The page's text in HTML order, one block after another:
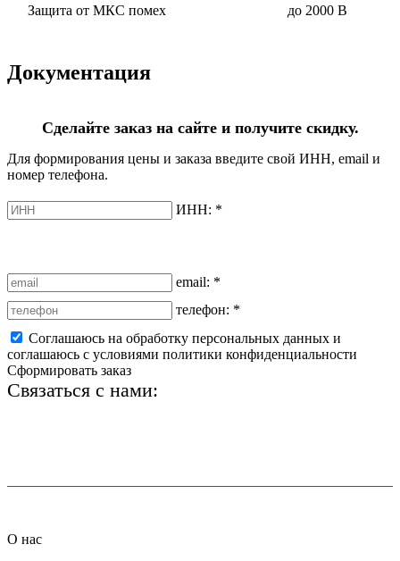
Защита от МКС помех
до 2000 В
Документация
Сделайте заказ на сайте и получите скидку.
Для формирования цены и заказа введите свой ИНН, email и
номер телефона.
ИНН: *
email: *
телефон: *
Соглашаюсь на обработку персональных данных и
соглашаюсь с условиями политики конфиденциальности
Сформировать заказ
Связаться с нами:
О нас